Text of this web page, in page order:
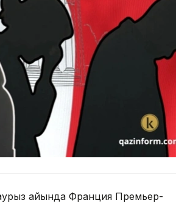
айында Франция Премьер-